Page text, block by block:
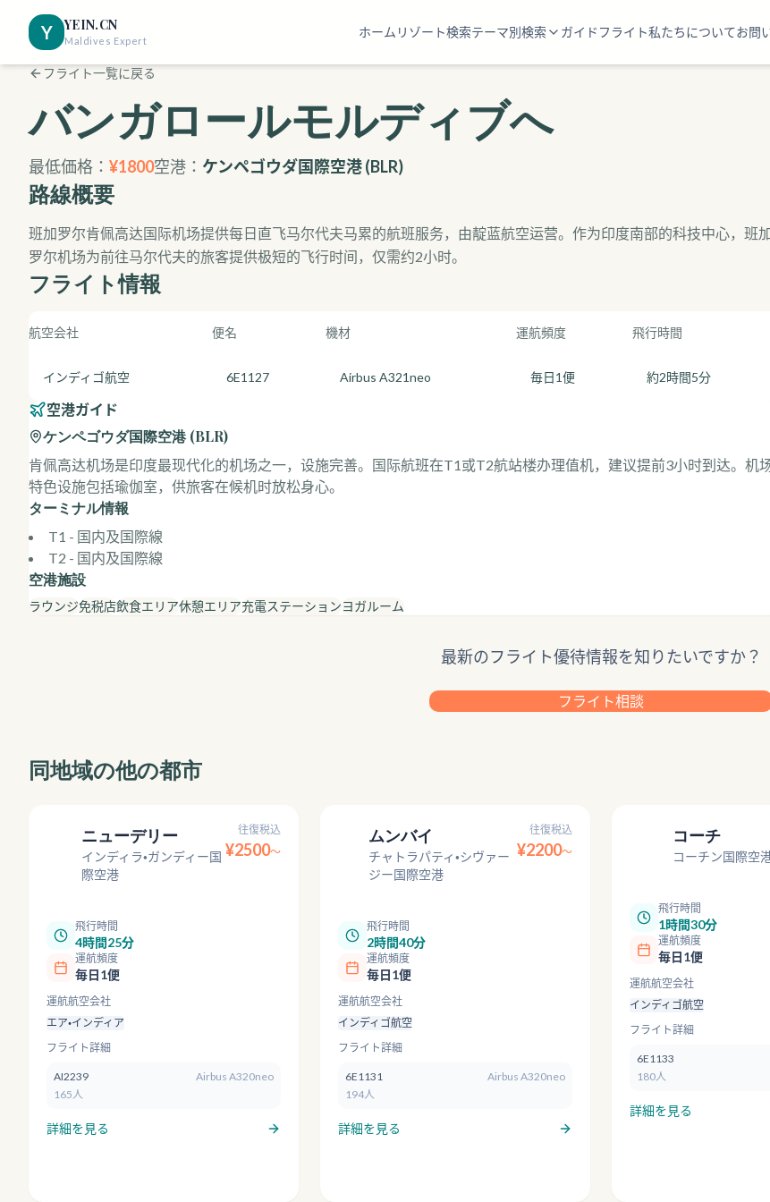
Y YEIN.CN
Maldives Expert
ホーム リゾート検索テーマ別検索 ガイド フライト私たちについてお問
フライト一覧に戻る
バンガロールモルディブへ
最低価格： ¥1800空港： ケンペゴウダ国際空港(BLR)
路線概要
班加罗尔肯佩高达国际机场提供每日直飞马尔代夫马累的航班服务，由靛蓝航空运营。作为印度南部的科技中心，班
罗尔机场为前往马尔代夫的旅客提供极短的飞行时间，仅需约2小时。
フライト情報
航空会社 便名 機材 運航頻度 飛行時間
インディゴ航空 6E1127 Airbus A321neo 毎日1便 約2時間5分
空港ガイド
ケンペゴウダ国際空港(BLR)
肯佩高达机场是印度最现代化的机场之一，设施完善。国际航班在T1或T2航站楼办理值机，建议提前3小时到达。机
特色设施包括瑜伽室，供旅客在候机时放松身心。
ターミナル情報
T1 - 国内及国際線
T2 - 国内及国際線
空港施設
ラウンジ免税店飲食エリア休憩エリア充電ステーションヨガルーム
最新のフライト優待情報を知りたいですか？
フライト相談
同地域の他の都市
ニューデリー
インディラ・ガンディー国
際空港
往復税込
¥2500〜
飛行時間
4時間25分
運航頻度
毎日1便
運航航空会社
エア・インディア
フライト詳細
AI2239
Airbus A320neo
165人
詳細を見る
ムンバイ
チャトラパティ・シヴァー
ジー国際空港
往復税込
¥2200〜
飛行時間
2時間40分
運航頻度
毎日1便
運航航空会社
インディゴ航空
フライト詳細
6E1131
Airbus A320neo
194人
詳細を見る
コーチ
コーチン国際空
飛行時間
1時間30分
運航頻度
毎日1便
運航航空会社
インディゴ航空
フライト詳細
6E1133
180人
詳細を見る